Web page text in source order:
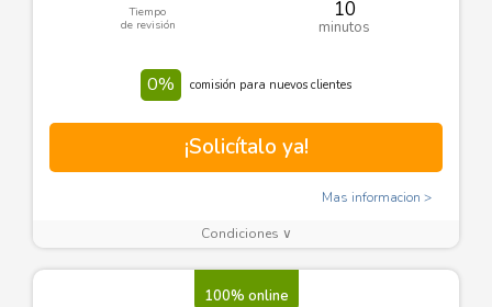
Tiempo
de revisión
10
minutos
0% comisión para nuevos clientes
¡Solicítalo ya!
Mas informacion
Condiciones ∨
100% online